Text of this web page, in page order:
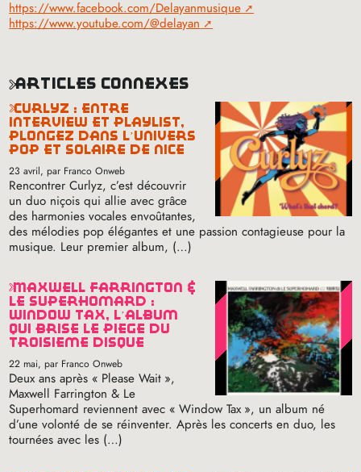
https://www.facebook.com/Delayanmusique
https://www.youtube.com/@delayan
articles connexes
curlyz : entre
interview et playlist,
plongez dans l’univers
pop et solaire de nice
23 avril, par Franco Onweb
Rencontrer Curlyz, c’est découvrir
un duo niçois qui allie avec grâce
des harmonies vocales envoûtantes,
des mélodies pop élégantes et une passion contagieuse pour la
musique. Leur premier album, (…)
maxwell farrington &
le superhomard :
window tax, l’album
qui brise le piège du
troisième disque
22 mai, par Franco Onweb
Deux ans après « Please Wait »,
Maxwell Farrington & Le
Superhomard reviennent avec « Window Tax », un album né
d’une volonté de se réinventer. Après les concerts en duo, les
tournées avec les (…)